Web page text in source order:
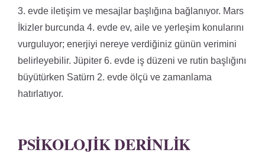
3. evde iletişim ve mesajlar başlığına bağlanıyor. Mars
İkizler burcunda 4. evde ev, aile ve yerleşim konularını
vurguluyor; enerjiyi nereye verdiğiniz günün verimini
belirleyebilir. Jüpiter 6. evde iş düzeni ve rutin başlığını
büyütürken Satürn 2. evde ölçü ve zamanlama
hatırlatıyor.
PSIKOLOJIK DERINLIK